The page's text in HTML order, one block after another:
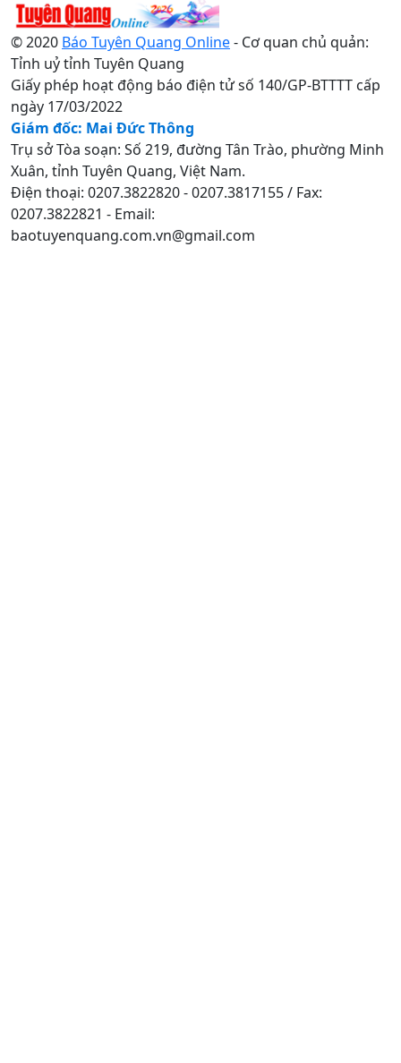
© 2020 Báo Tuyên Quang Online- Cơ quan chủ quản:
Tỉnh uỷ tỉnh Tuyên Quang
Giấy phép hoạt động báo điện tử số 140/GP-BTTTT cấp
ngày 17/03/2022
Giám đốc: Mai Đức Thông
Trụ sở Tòa soạn: Số 219, đường Tân Trào, phường Minh
Xuân, tỉnh Tuyên Quang, Việt Nam.
Điện thoại: 0207.3822820 - 0207.3817155 / Fax:
0207.3822821 - Email:
baotuyenquang.com.vn@gmail.com